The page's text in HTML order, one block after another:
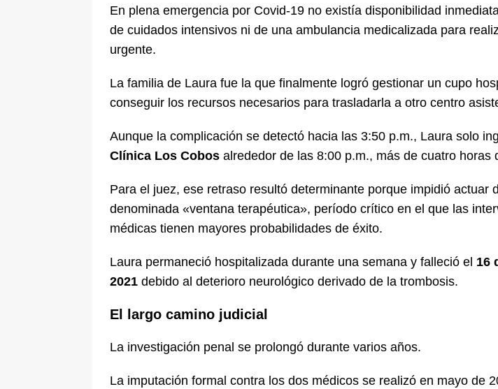
En plena emergencia por Covid-19 no existía disponibilidad
de cuidados intensivos ni de una ambulancia medicalizada para
urgente.
La familia de Laura fue la que finalmente logró gestionar un cupo
conseguir los recursos necesarios para trasladarla a otro centro
Aunque la complicación se detectó hacia las 3:50 p.m., Laura solo
Clínica Los Cobos alrededor de las 8:00 p.m., más de cuatro horas
Para el juez, ese retraso resultó determinante porque impidió actuar
denominada «ventana terapéutica», período crítico en el que las
médicas tienen mayores probabilidades de éxito.
Laura permaneció hospitalizada durante una semana y falleció el 16
2021 debido al deterioro neurológico derivado de la trombosis.
El largo camino judicial
La investigación penal se prolongó durante varios años.
La imputación formal contra los dos médicos se realizó en mayo de